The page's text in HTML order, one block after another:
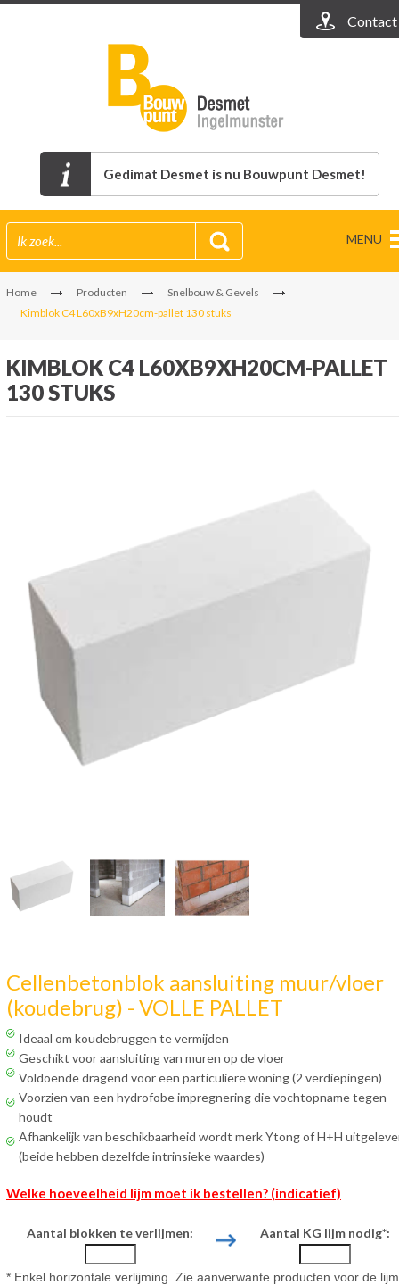
Contact
Gedimat Desmet is nu Bouwpunt Desmet!
MENU
Home Producten
Snelbouw & Gevels
Kimblok C4 L60xB9xH20cm-pallet 130 stuks
KIMBLOK C4 L60XB9XH20CM-PALLET
130 STUKS
Cellenbetonblok aansluiting muur/vloer
(koudebrug) - VOLLE PALLET
Ideaal om koudebruggen te vermijden
Geschikt voor aansluiting van muren op de vloer
Voldoende dragend voor een particuliere woning (2 verdiepingen)
Voorzien van een hydrofobe impregnering die vochtopname tegen
houdt
Afhankelijk van beschikbaarheid wordt merk Ytong of H+H
(beide hebben dezelfde intrinsieke waardes)
Welke hoeveelheid lijm moet ik bestellen? (indicatief)
Aantal blokken te verlijmen: Aantal KG lijm nodig*:
* Enkel horizontale verlijming. Zie aanverwante producten voor de